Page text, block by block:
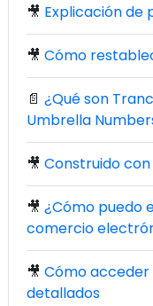
🎥 Explicación de
🎥 Cómo
📄 ¿Qué son
Umbrella
🎥 Construido
🎥 ¿Cómo puedo
comercio
🎥 Cómo
detallados